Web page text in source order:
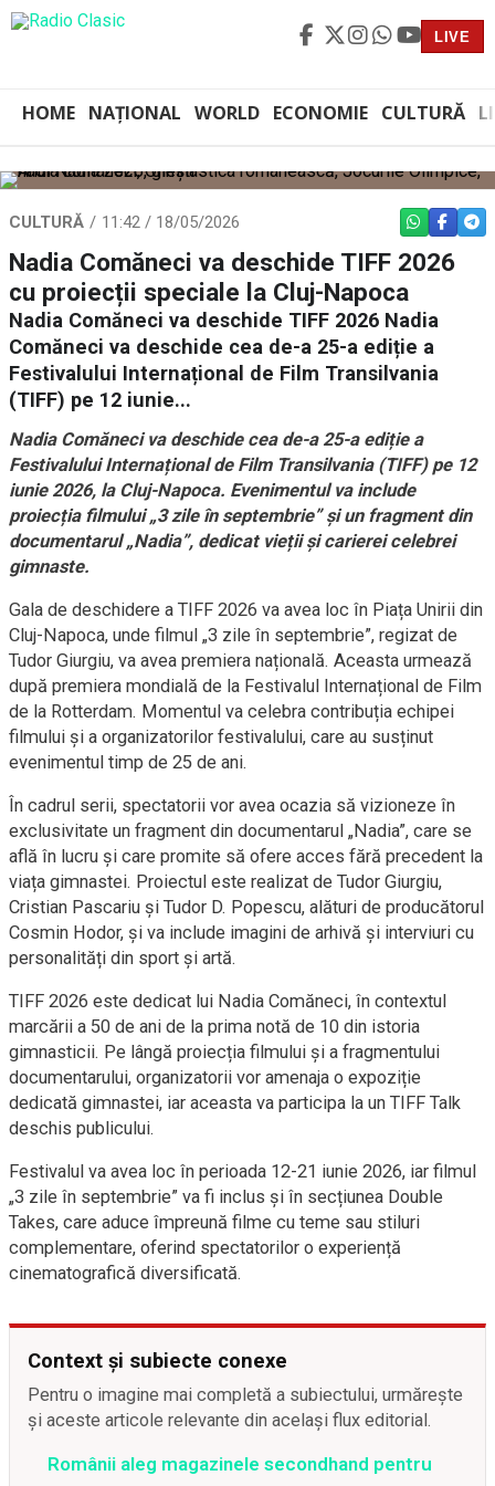
LIVE
HOME NAȚIONAL WORLD ECONOMIE CULTURĂ
CULTURĂ 11:42 / 18/05/2026 WHATSAPP
Nadia Comăneci va deschide TIFF 2026
cu proiecții speciale la Cluj-Napoca
Nadia Comăneci va deschide TIFF 2026 Nadia
Comăneci va deschide cea de-a 25-a ediție a
Festivalului Internațional de Film Transilvania
(TIFF) pe 12 iunie...
Nadia Comăneci va deschide cea de-a 25-a ediție a
Festivalului Internațional de Film Transilvania (TIFF) pe 12
iunie 2026, la Cluj-Napoca. Evenimentul va include
proiecția filmului „3 zile în septembrie” și un fragment din
documentarul „Nadia”, dedicat vieții și carierei celebrei
gimnaste.
Gala de deschidere a TIFF 2026 va avea loc în Piața Unirii din
Cluj-Napoca, unde filmul „3 zile în septembrie”, regizat de
Tudor Giurgiu, va avea premiera națională. Aceasta urmează
după premiera mondială de la Festivalul Internațional de Film
de la Rotterdam. Momentul va celebra contribuția echipei
filmului și a organizatorilor festivalului, care au susținut
evenimentul timp de 25 de ani.
În cadrul serii, spectatorii vor avea ocazia să vizioneze în
exclusivitate un fragment din documentarul „Nadia”, care se
află în lucru și care promite să ofere acces fără precedent la
viața gimnastei. Proiectul este realizat de Tudor Giurgiu,
Cristian Pascariu și Tudor D. Popescu, alături de producătorul
Cosmin Hodor, și va include imagini de arhivă și interviuri cu
personalități din sport și artă.
TIFF 2026 este dedicat lui Nadia Comăneci, în contextul
marcării a 50 de ani de la prima notă de 10 din istoria
gimnasticii. Pe lângă proiecția filmului și a fragmentului
documentarului, organizatorii vor amenaja o expoziție
dedicată gimnastei, iar aceasta va participa la un TIFF Talk
deschis publicului.
Festivalul va avea loc în perioada 12-21 iunie 2026, iar filmul
„3 zile în septembrie” va fi inclus și în secțiunea Double
Takes, care aduce împreună filme cu teme sau stiluri
complementare, oferind spectatorilor o experiență
cinematografică diversificată.
Context și subiecte conexe
Pentru o imagine mai completă a subiectului, urmărește
și aceste articole relevante din același flux editorial.
Românii aleg magazinele secondhand pentru